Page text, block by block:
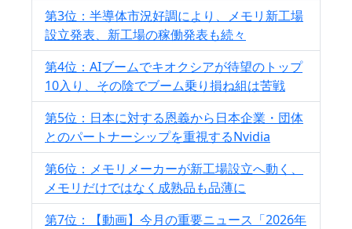
第3位：半導体市況好調により、メモリ新工場
設立発表、新工場の稼働発表も続々
第4位：AIブームでキオクシアが待望のトップ
10入り、その陰でブーム乗り損ね組は苦戦
第5位：日本に対する恩義から日本企業・団体
とのパートナーシップを重視するNvidia
第6位：メモリメーカーが新工場設立へ動く、
メモリだけではなく成熟品も品薄に
第7位：【動画】今月の重要ニュース「2026年